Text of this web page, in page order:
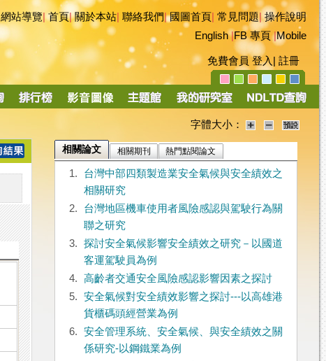
網站導覽|首頁|關於本站 聯絡我們|國圖首頁 常見問題|操作說明
English|FB 專頁|Mobile
免費會員 登入 註冊
字體大小：
相關論文 相關期刊 熱門點閱論文
1.
台灣中部四類製造業安全氣候與安全績效之
相關研究
2.
台灣地區機車使用者風險感認與駕駛行為關
聯之研究
3.
探討安全氣候影響安全績效之研究－以國道
客運駕駛員為例
4.
高齡者交通安全風險感認影響因素之探討
5.
安全氣候對安全績效影響之探討---以高雄港
貨櫃碼頭經營業為例
6.
安全管理系統、安全氣候、與安全績效之關
係研究-以鋼鐵業為例